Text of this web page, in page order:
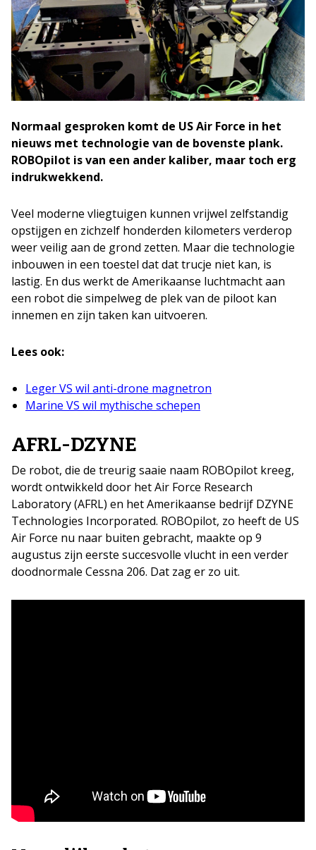
Normaal gesproken komt de US Air Force in het
nieuws met technologie van de bovenste plank.
ROBOpilot is van een ander kaliber, maar toch erg
indrukwekkend.
Veel moderne vliegtuigen kunnen vrijwel zelfstandig
opstijgen en zichzelf honderden kilometers verderop
weer veilig aan de grond zetten. Maar die technologie
inbouwen in een toestel dat dat trucje niet kan, is
lastig. En dus werkt de Amerikaanse luchtmacht aan
een robot die simpelweg de plek van de piloot kan
innemen en zijn taken kan uitvoeren.
Lees ook:
Leger VS wil anti-drone magnetron
Marine VS wil mythische schepen
AFRL-DZYNE
De robot, die de treurig saaie naam ROBOpilot kreeg,
wordt ontwikkeld door het Air Force Research
Laboratory (AFRL) en het Amerikaanse bedrijf DZYNE
Technologies Incorporated. ROBOpilot, zo heeft de US
Air Force nu naar buiten gebracht, maakte op 9
augustus zijn eerste succesvolle vlucht in een verder
doodnormale Cessna 206. Dat zag er zo uit.